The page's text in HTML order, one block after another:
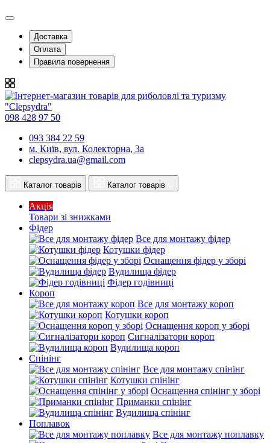
Доставка
Оплата
Правила повернення
098 428 97 50
093 384 22 59
м. Київ, вул. Колекторна, 3а
clepsydra.ua@gmail.com
Каталог товарів Каталог товарів
Акція
Товари зі знижками
Фідер
Все для монтажу фідер
Котушки фідер
Оснащення фідер у зборі
Вудилища фідер
Фідер годівниці
Короп
Все для монтажу короп
Котушки короп
Оснащення короп у зборі
Сигналізатори короп
Вудилища короп
Спінінг
Все для монтажу спінінг
Котушки спінінг
Оснащення спінінг у зборі
Приманки спінінг
Вудилища спінінг
Поплавок
Все для монтажу поплавку